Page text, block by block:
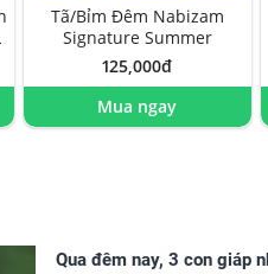
Tã/Bỉm Đêm Nabizam
Signature Summer
125,000đ
Mua ngay
Qua đêm nay, 3 con giáp